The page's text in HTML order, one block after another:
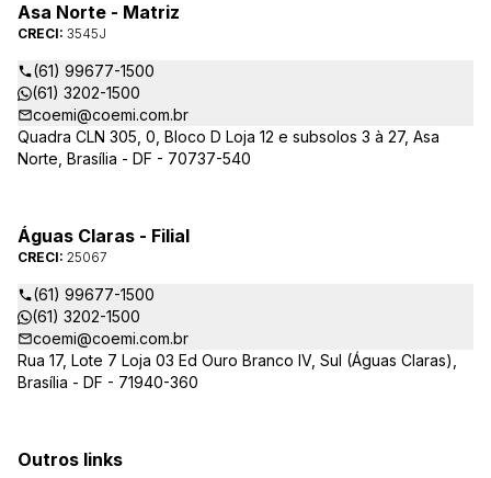
Asa Norte - Matriz
CRECI: 3545J
(61) 99677-1500
(61) 3202-1500
coemi@coemi.com.br
Quadra CLN 305, 0, Bloco D Loja 12 e subsolos 3 à 27, Asa
Norte, Brasília - DF - 70737-540
Águas Claras - Filial
CRECI: 25067
(61) 99677-1500
(61) 3202-1500
coemi@coemi.com.br
Rua 17, Lote 7 Loja 03 Ed Ouro Branco IV, Sul (Águas Claras),
Brasília - DF - 71940-360
Outros links